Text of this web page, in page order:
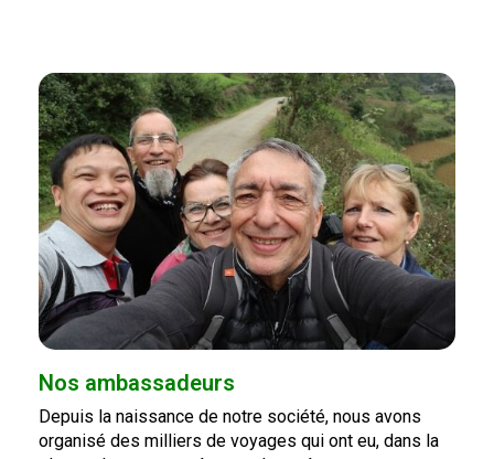
Nos ambassadeurs
Depuis la naissance de notre société, nous avons
organisé des milliers de voyages qui ont eu, dans la